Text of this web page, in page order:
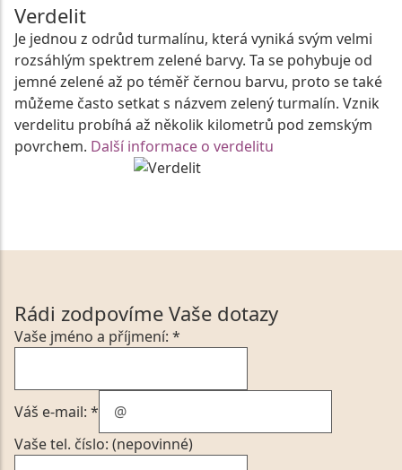
Verdelit
Je jednou z odrůd turmalínu, která vyniká svým velmi
rozsáhlým spektrem zelené barvy. Ta se pohybuje od
jemné zelené až po téměř černou barvu, proto se také
můžeme často setkat s názvem zelený turmalín. Vznik
verdelitu probíhá až několik kilometrů pod zemským
povrchem. Další informace o verdelitu
Rádi zodpovíme Vaše dotazy
Vaše jméno a příjmení: *
Váš e-mail: *
Vaše tel. číslo: (nepovinné)